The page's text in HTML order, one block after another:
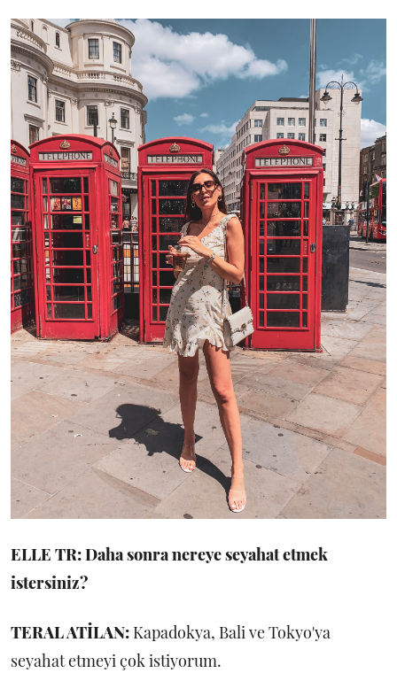
ELLE TR: Daha sonra nereye seyahat etmek
istersiniz?
TERAL ATİLAN: Kapadokya, Bali ve Tokyo'ya
seyahat etmeyi çok istiyorum.